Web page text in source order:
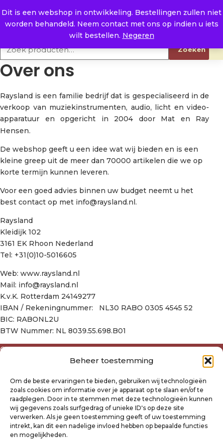
Beheer toestemming
Om de beste ervaringen te bieden, gebruiken wij technologieën
zoals cookies om informatie over je apparaat op te slaan en/of te
raadplegen. Door in te stemmen met deze technologieën kunnen
wij gegevens zoals surfgedrag of unieke ID's op deze site
verwerken. Als je geen toestemming geeft of uw toestemming
intrekt, kan dit een nadelige invloed hebben op bepaalde functies
en mogelijkheden.
Dit is een webshop in ontwikkeling. Bestellingen zullen niet
worden behandeld. Neem contact met ons op indien u iets
wilt bestellen. Negeren
E. info@raysland.nl
Productcategorieën
Zoeken
Over ons
Raysland is een familie bedrijf dat is gespecialiseerd in de
verkoop van muziekinstrumenten, audio, licht en video-
apparatuur en opgericht in 2004 door Mat en Ray
Hensen.
De webshop geeft u een idee wat wij bieden en is een
kleine greep uit de meer dan 70000 artikelen die we op
korte termijn kunnen leveren.
Voor een goed advies binnen uw budget neemt u het
best contact op met info@raysland.nl.
Raysland
Kleidijk 102
3161 EK Rhoon Nederland
Tel: +31(0)10-5016605
Web: www.raysland.nl
Mail: info@raysland.nl
K.v.K. Rotterdam 24149277
IBAN / Rekeningnummer: NL30 RABO 0305 4545 52
BIC: RABONL2U
BTW Nummer: NL 8039.55.698.B01
Over ons
Algemene voorwaarden
Privacyverklaring Raysland
Cookiebeleid
Mijn account
Klantenservice